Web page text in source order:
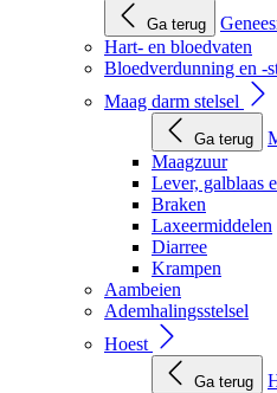
Ga terug
Hart- en bloedvaten
Bloedverdunning en -
Maag darm stelsel
Ga terug
Maagzuur
Lever, galblaas
Braken
Laxeermiddelen
Diarree
Krampen
Aambeien
Ademhalingsstelsel
Hoest
Ga terug